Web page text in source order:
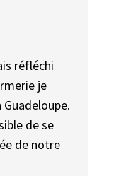
réfléchi
je
de se
de notre